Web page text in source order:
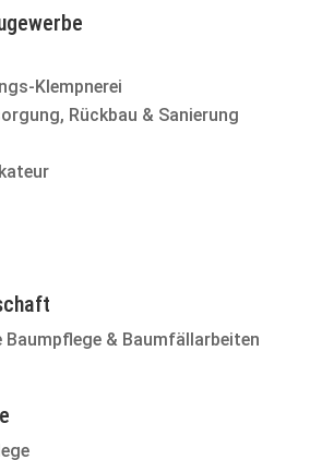
Klempnerei
Rückbau & Sanierung
& Baumfällarbeiten